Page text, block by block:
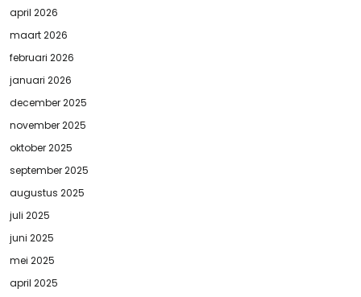
april 2026
maart 2026
februari 2026
januari 2026
december 2025
november 2025
oktober 2025
september 2025
augustus 2025
juli 2025
juni 2025
mei 2025
april 2025